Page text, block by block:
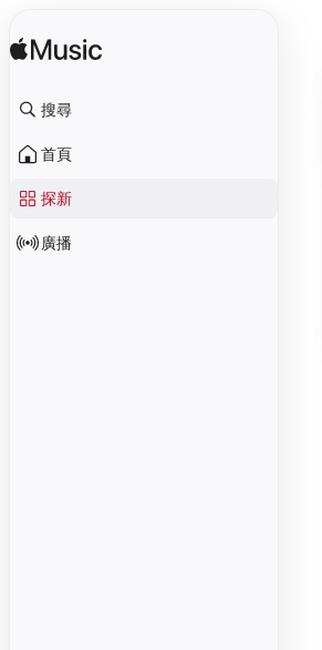
搜尋
首頁
探新
廣播